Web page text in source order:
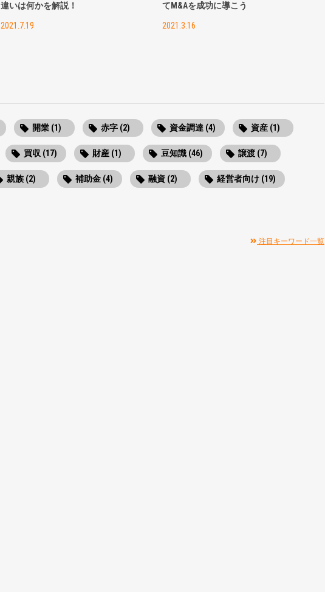
違いは何かを解説！
2021.7.19
てM&Aを成功に導こう
2021.3.16
開業 (1) 赤字 (2) 資金調達 (4) 資産 (1)
買収 (17) 財産 (1) 豆知識 (46) 譲渡 (7)
親族 (2) 補助金 (4) 融資 (2) 経営者向け (19)
注目キーワード一覧